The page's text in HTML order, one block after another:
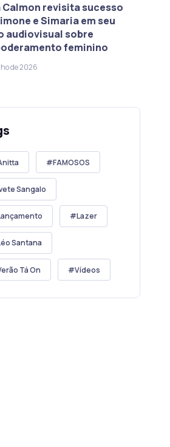
Calmon revisita sucesso
e Simaria em seu
audiovisual sobre
feminino
de 2026
FAMOSOS
Sangalo
Lazer
Santana
Tá On Vídeos